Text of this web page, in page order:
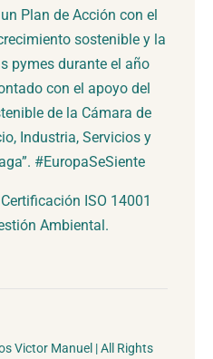
Plan de Acción con el
sostenible y la
pymes durante el año
con el apoyo del
de la Cámara de
Industria, Servicios y
#EuropaSeSiente
ISO 14001
Ambiental.
Victor Manuel | All Rights